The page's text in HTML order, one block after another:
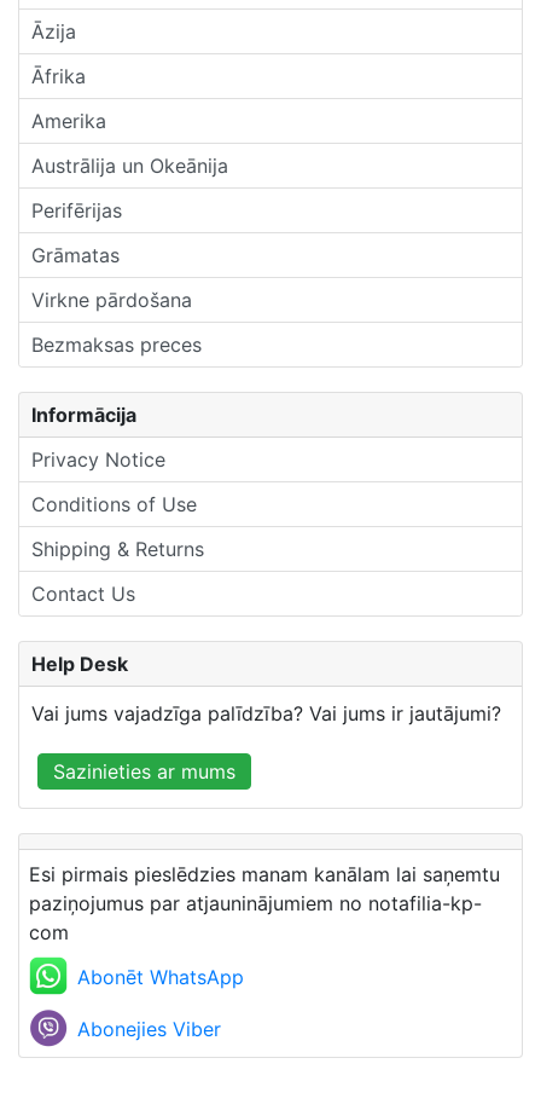
Āzija
Āfrika
Amerika
Austrālija un Okeānija
Perifērijas
Grāmatas
Virkne pārdošana
Bezmaksas preces
Informācija
Privacy Notice
Conditions of Use
Shipping & Returns
Contact Us
Help Desk
Vai jums vajadzīga palīdzība? Vai jums ir jautājumi?
Sazinieties ar mums
Esi pirmais pieslēdzies manam kanālam lai saņemtu
paziņojumus par atjauninājumiem no notafilia-kp-
com
Abonēt WhatsApp
Abonejies Viber